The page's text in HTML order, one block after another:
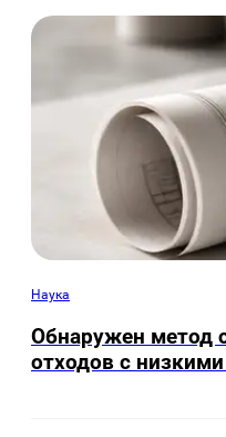
Наука
Обнаружен метод
отходов с